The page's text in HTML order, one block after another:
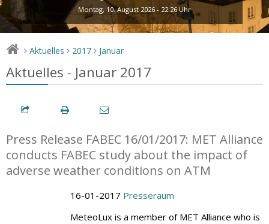
Montag, 10. August 2026 - 22:26 Uhr
> Aktuelles > 2017 > Januar
Aktuelles - Januar 2017
Press Release FABEC 16/01/2017: MET Alliance
conducts FABEC study about the impact of
adverse weather conditions on ATM
16-01-2017 Presseraum
MeteoLux is a member of MET Alliance who is